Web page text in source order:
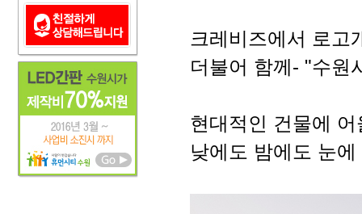
크레비즈에서 로고
더불어 함께- "수원
현대적인 건물에
낮에도 밤에도 눈